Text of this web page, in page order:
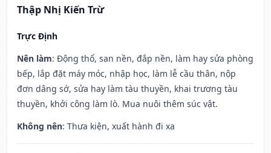
Thập Nhị Kiến Trừ
Trực Định
Nên làm: Động thổ, san nền, đắp nền, làm hay sửa phòng
bếp, lắp đặt máy móc, nhập học, làm lễ cầu thân, nộp
đơn dâng sớ, sửa hay làm tàu thuyền, khai trương tàu
thuyền, khởi công làm lò. Mua nuôi thêm súc vật.
Không nên: Thưa kiện, xuất hành đi xa